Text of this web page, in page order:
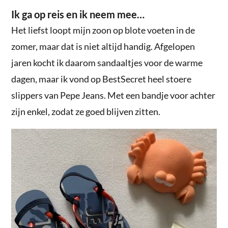
Ik ga op reis en ik neem mee…
Het liefst loopt mijn zoon op blote voeten in de
zomer, maar dat is niet altijd handig. Afgelopen
jaren kocht ik daarom sandaaltjes voor de warme
dagen, maar ik vond op BestSecret heel stoere
slippers van Pepe Jeans. Met een bandje voor achter
zijn enkel, zodat ze goed blijven zitten.